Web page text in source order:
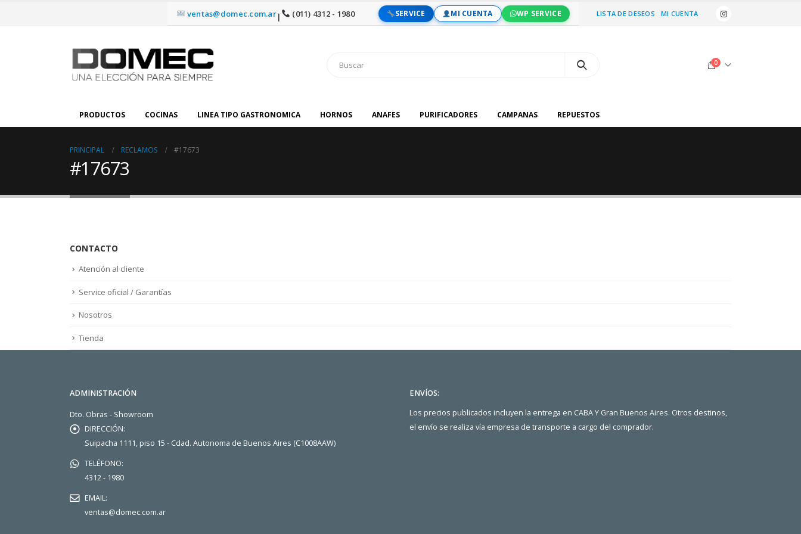
ventas@domec.com.ar| (011) 4312 - 1980 SERVICE MI CUENTA WP SERVICE LISTA DE DESEOS MI CUENTA
0
PRODUCTOS COCINAS LINEA TIPO GASTRONOMICA HORNOS ANAFES PURIFICADORES CAMPANAS REPUESTOS
PRINCIPAL RECLAMOS #17673
#17673
CONTACTO
Atención al cliente
Service oficial / Garantías
Nosotros
Tienda
ADMINISTRACIÓN
Dto. Obras - Showroom
DIRECCIÓN:
Suipacha 1111, piso 15 - Cdad. Autonoma de Buenos Aires (C1008AAW)
TELÉFONO:
4312 - 1980
EMAIL:
ventas@domec.com.ar
ENVÍOS:
Los precios publicados incluyen la entrega en CABA Y Gran Buenos Aires. Otros destinos,
el envío se realiza vía empresa de transporte a cargo del comprador.